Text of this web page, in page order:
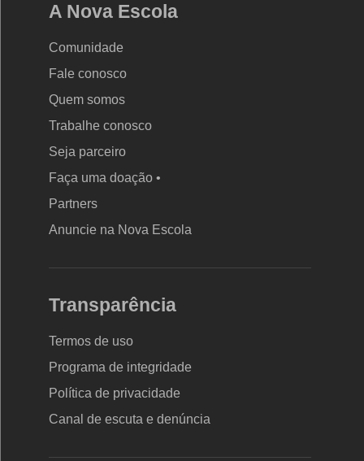
A Nova Escola
Comunidade
Fale conosco
Quem somos
Trabalhe conosco
Seja parceiro
Faça uma doação •
Partners
Anuncie na Nova Escola
Transparência
Termos de uso
Programa de integridade
Política de privacidade
Canal de escuta e denúncia